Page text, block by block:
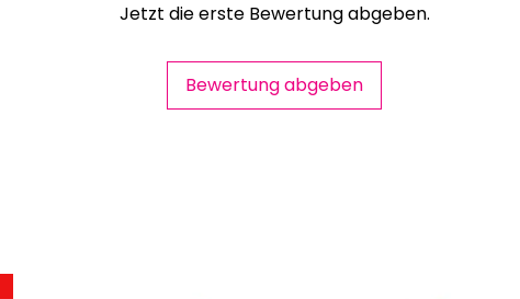
Jetzt die erste Bewertung abgeben.
Bewertung abgeben